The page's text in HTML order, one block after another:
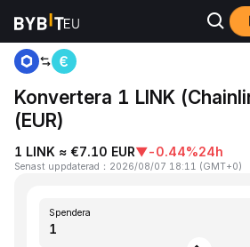
Hem LINK to EUR
Konvertera 1 LINK
(EUR)
1 LINK ≈ €7.10 EUR▼-0.44%24h
Senast uppdaterad ： 2026/08/07 18:11 (GMT+0)
Spendera